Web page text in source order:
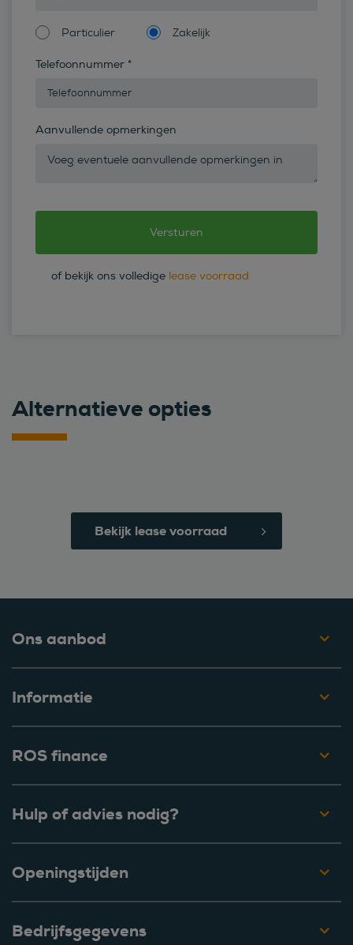
Particulier Zakelijk
Telefoonnummer *
Aanvullende opmerkingen
of bekijk ons volledige lease voorraad
Alternatieve opties
Bekijk lease voorraad
Ons aanbod
Informatie
ROS finance
Hulp of advies nodig?
Openingstijden
Bedrijfsgegevens